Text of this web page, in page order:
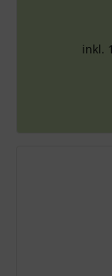
inkl.